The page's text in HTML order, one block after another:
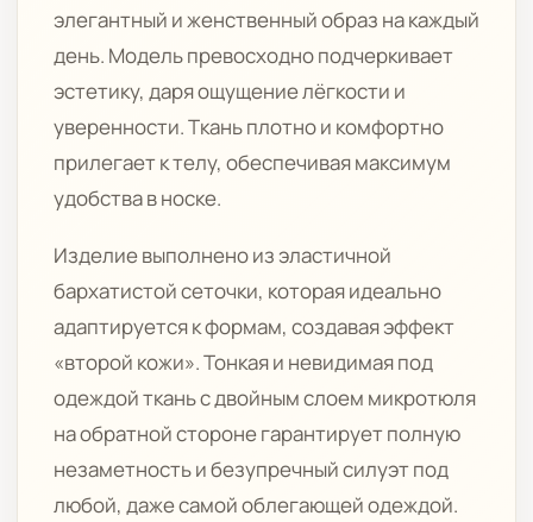
элегантный и женственный образ на каждый
день. Модель превосходно подчеркивает
эстетику, даря ощущение лёгкости и
уверенности. Ткань плотно и комфортно
прилегает к телу, обеспечивая максимум
удобства в носке.
Изделие выполнено из эластичной
бархатистой сеточки, которая идеально
адаптируется к формам, создавая эффект
«второй кожи». Тонкая и невидимая под
одеждой ткань с двойным слоем микротюля
на обратной стороне гарантирует полную
незаметность и безупречный силуэт под
любой, даже самой облегающей одеждой.